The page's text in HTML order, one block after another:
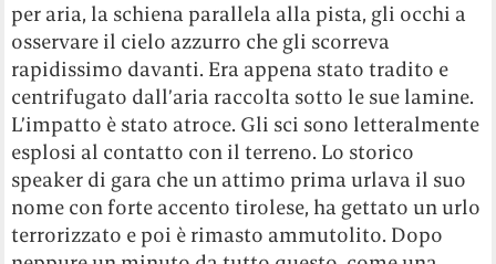
per aria, la schiena parallela alla pista, gli occhi a
osservare il cielo azzurro che gli scorreva
rapidissimo davanti. Era appena stato tradito e
centrifugato dall’aria raccolta sotto le sue lamine.
L’impatto è stato atroce. Gli sci sono letteralmente
esplosi al contatto con il terreno. Lo storico
speaker di gara che un attimo prima urlava il suo
nome con forte accento tirolese, ha gettato un urlo
terrorizzato e poi è rimasto ammutolito. Dopo